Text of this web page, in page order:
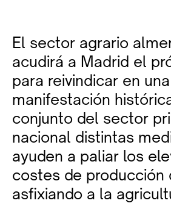
El sector agrario
acudirá a Madrid el
para reivindicar en una
manifestación
conjunto del sector
nacional distintas
ayuden a paliar los
costes de producción
asfixiando a la